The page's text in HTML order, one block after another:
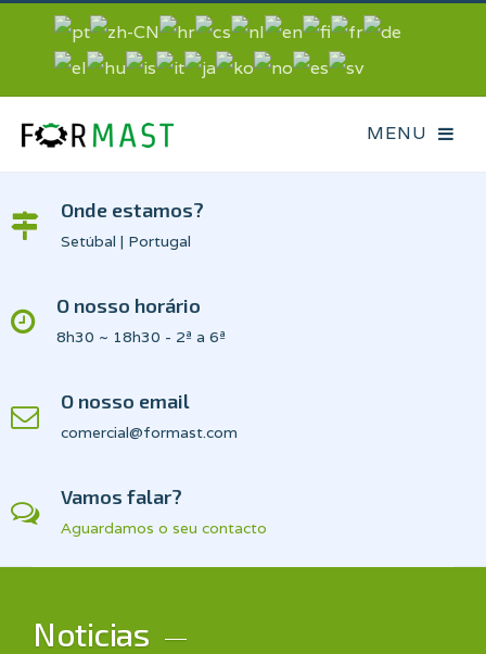
Onde estamos?
Setúbal | Portugal
O nosso horário
8h30 ~ 18h30 - 2ª a 6ª
O nosso email
comercial@formast.com
Vamos falar?
Aguardamos o seu contacto
Noticias